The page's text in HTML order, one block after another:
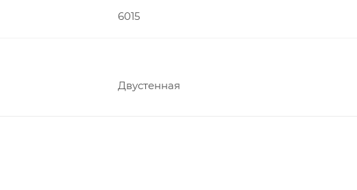
6015
Двустенная